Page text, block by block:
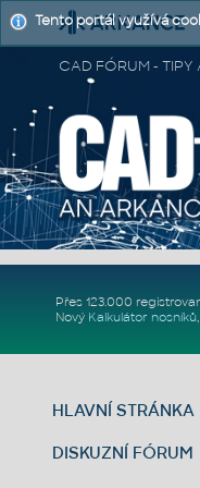
CAD FÓRUM - TIPY
Přes 123.000
Nový Kalkulátor nosníků,
HLAVNÍ STRÁNKA
DISKUZNÍ FÓRUM
Tento portál využívá